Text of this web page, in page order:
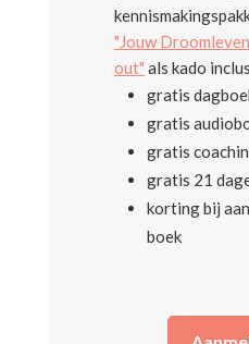
" Jouw
out" als kado
gratis
gratis
gratis
gratis 21
korting bij
boek